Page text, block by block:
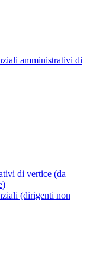
amministrativi di
di vertice (da
(dirigenti non